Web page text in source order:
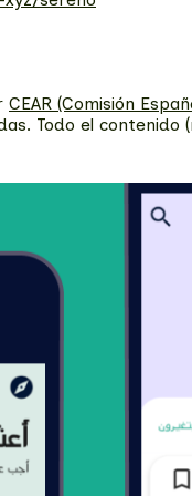
CEAR (Comisión
Todo el